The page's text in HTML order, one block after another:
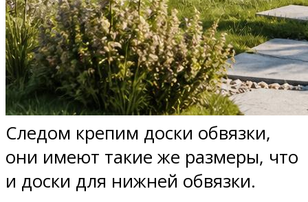
Следом крепим доски обвязки,
они имеют такие же размеры, что
и доски для нижней обвязки.